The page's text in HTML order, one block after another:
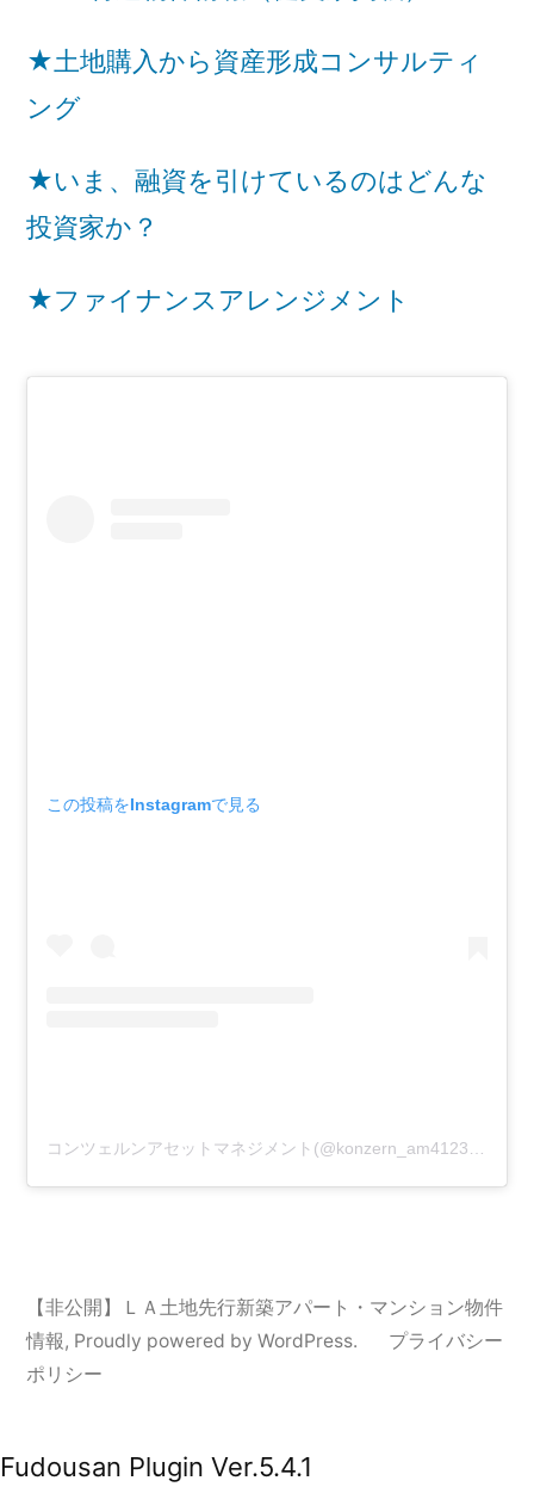
★土地購入から資産形成コンサルティ
ング
★いま、融資を引けているのはどんな
投資家か？
★ファイナンスアレンジメント
この投稿をInstagramで見る
コンツェルンアセットマネジメント(@konzern_am4123)がシェアした投稿
【非公開】ＬＡ土地先行新築アパート・マンション物件
情報, Proudly powered by WordPress.
プライバシー
ポリシー
Fudousan Plugin Ver.5.4.1